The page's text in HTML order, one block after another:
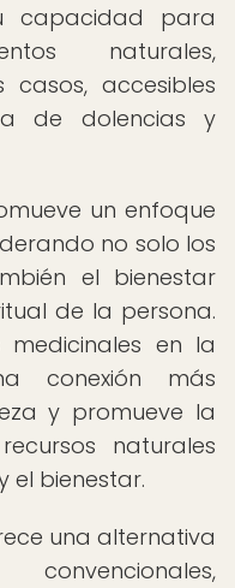
capacidad para
naturales,
casos, accesibles
de dolencias y
un enfoque
no solo los
el bienestar
de la persona.
en la
conexión más
y promueve la
naturales
el bienestar.
una alternativa